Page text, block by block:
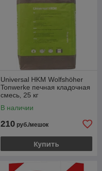
Universal HKM Wolfshöher
Tonwerke печная кладочная
смесь, 25 кг
В наличии
210 руб./мешок
Купить